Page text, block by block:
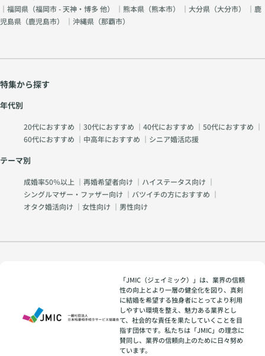
｜福岡県（福岡市 - 天神・博多 他） ｜熊本県（熊本市） ｜大分県（大分市） ｜鹿
児島県（鹿児島市） ｜沖縄県（那覇市）
特集から探す
年代別
20代におすすめ ｜ 30代におすすめ ｜ 40代におすすめ ｜ 50代におすすめ ｜
60代におすすめ ｜ 中高年におすすめ ｜ シニア婚活応援
テーマ別
成婚率50％以上 ｜ 再婚希望者向け ｜ ハイステータス向け ｜
シングルマザー・ファザー向け ｜ バツイチの方におすすめ ｜
オタク婚活向け ｜ 女性向け ｜ 男性向け
「JMIC（ジェイミック）」は、業界の信頼
性の向上とより一層の健全化を図り、真剣
に結婚を希望する独身者にとってより利用
しやすい環境を整え、魅力ある業界とし
て、社会的な責任を果たしていくことを目
指す団体です。私たちは「JMIC」の理念に
賛同し、業界の信頼向上のために日々努め
ています。